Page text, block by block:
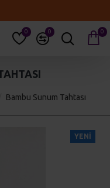
0 0 0
Bambu Sunum Tahtası
YENI